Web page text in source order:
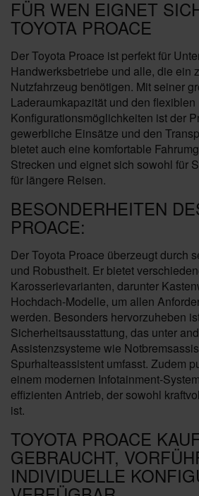
FÜR WEN EIGNET
TOYOTA PROACE
Der Toyota Proace ist perfekt für
Handwerksbetriebe und alle, die ein
Nutzfahrzeug benötigen. Mit seiner
Laderaumkapazität und den flexiblen
Konfigurationsmöglichkeiten ist der
gewerbliche Einsätze und den
bietet auch eine komfortable
Strecken und eignet sich sowohl für
für längere Reisen.
BESONDERHEITEN
PROACE:
Der Toyota Proace überzeugt durch
und Robustheit. Er bietet
Karosserievarianten, darunter
Hochdach-Modelle, um allen
werden. Besonders hervorzuheben
Sicherheitsausstattung, das unter
Assistenzsysteme wie
Spurhalteassistent umfasst. Zudem
einem modernen Infotainment-
effizienten Antrieb, der sowohl
ist.
TOYOTA PROACE
GEBRAUCHT,
INDIVIDUELLE